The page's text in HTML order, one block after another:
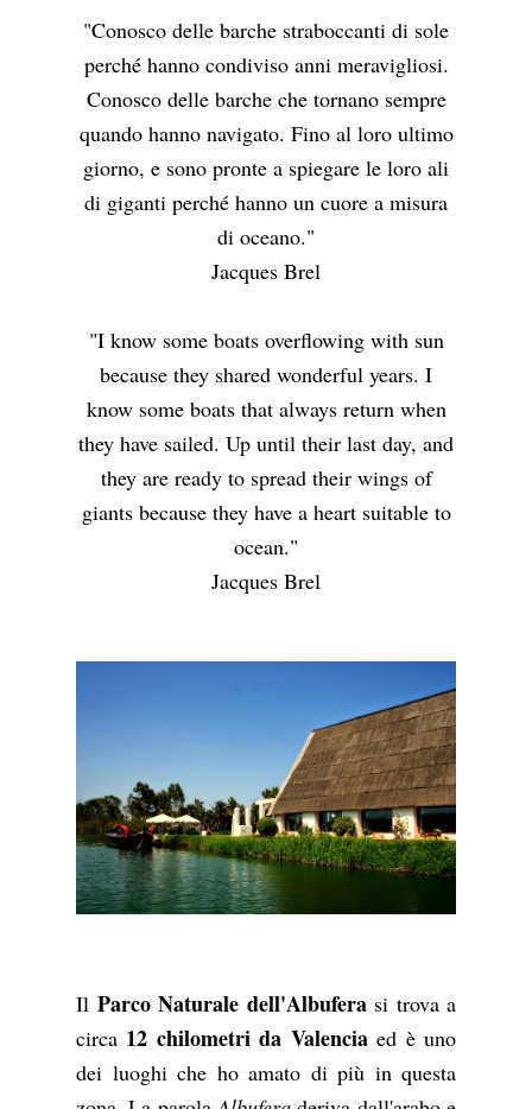
"Conosco delle barche straboccanti di sole
perché hanno condiviso anni meravigliosi.
Conosco delle barche che tornano sempre
quando hanno navigato. Fino al loro ultimo
giorno, e sono pronte a spiegare le loro ali
di giganti perché hanno un cuore a misura
di oceano."
Jacques Brel
"I know some boats overflowing with sun
because they shared wonderful years. I
know some boats that always return when
they have sailed. Up until their last day, and
they are ready to spread their wings of
giants because they have a heart suitable to
ocean."
Jacques Brel
Il Parco Naturale dell'Albuferasi trova a
circa 12 chilometri da Valenciaed è uno
dei luoghi che ho amato di più in questa